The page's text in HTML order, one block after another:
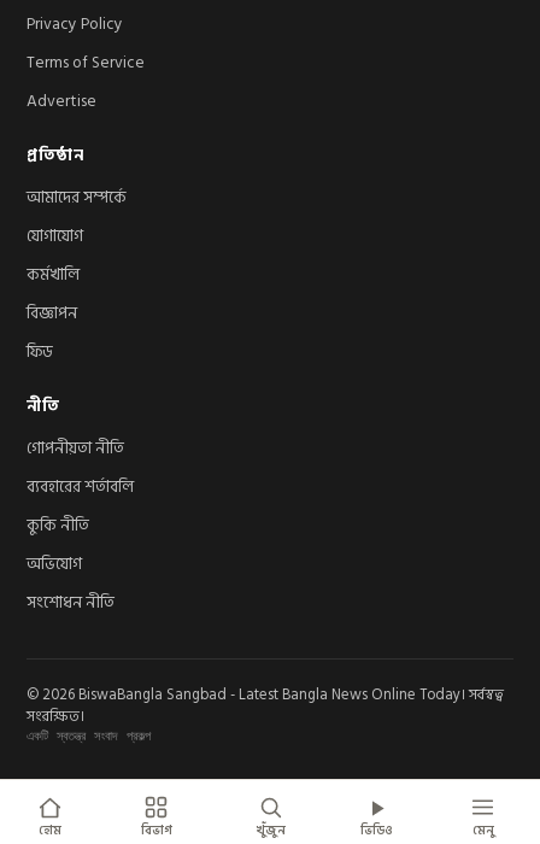
Privacy Policy
Terms of Service
Advertise
প্রতিষ্ঠান
আমাদের সম্পর্কে
যোগাযোগ
কর্মখালি
বিজ্ঞাপন
ফিড
নীতি
গোপনীয়তা নীতি
ব্যবহারের শর্তাবলি
কুকি নীতি
অভিযোগ
সংশোধন নীতি
© 2026 BiswaBangla Sangbad - Latest Bangla News Online Today। সর্বস্বত্ব
সংরক্ষিত।
একটি স্বতন্ত্র সংবাদ প্রকল্প
হোম বিভাগ খুঁজুন ভিডিও মেনু